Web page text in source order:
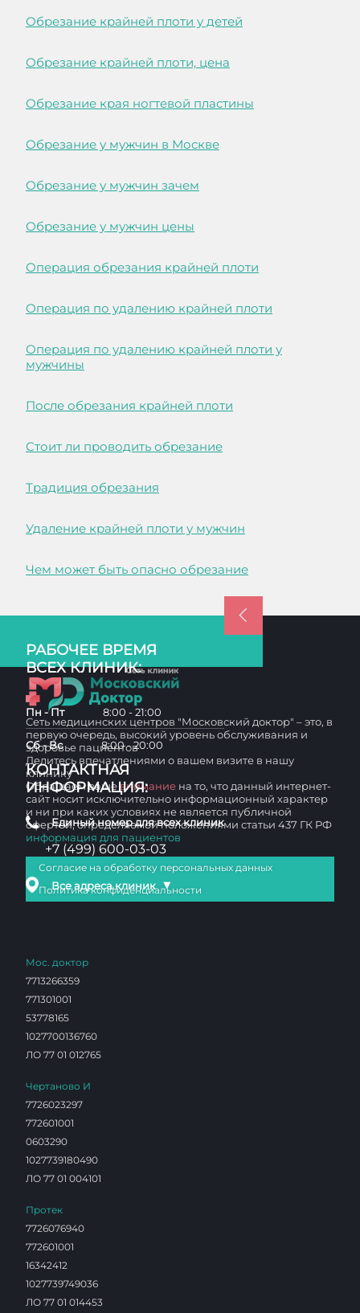
Обрезание крайней плоти у детей
Обрезание крайней плоти, цена
Обрезание края ногтевой пластины
Обрезание у мужчин в Москве
Обрезание у мужчин зачем
Обрезание у мужчин цены
Операция обрезания крайней плоти
Операция по удалению крайней плоти
Операция по удалению крайней плоти у
мужчины
После обрезания крайней плоти
Стоит ли проводить обрезание
Традиция обрезания
Удаление крайней плоти у мужчин
Чем может быть опасно обрезание
РАБОЧЕЕ ВРЕМЯ
ВСЕХ КЛИНИК:
Пн - Пт 8:00 - 21:00
Сб - Вс 8:00 - 20:00
КОНТАКТНАЯ
ИНФОРМАЦИЯ:
Единый номер для всех клиник
+7 (499) 600-03-03
Все адреса клиник ▼
Сеть медицинских центров "Московский доктор" – это, в
первую очередь, высокий уровень обслуживания и
здоровье пациентов
Делитесь впечатлениями о вашем визите в нашу
клинику
Обращаем вашевнимание на то, что данный интернет-
сайт носит исключительно информационный характер
и ни при каких условиях не является публичной
офертой, определяемой положениями статьи 437 ГК РФ
информация для пациентов
Согласие на обработку персональных данных
Политика конфиденциальности
Мос. доктор
7713266359
771301001
53778165
1027700136760
ЛО 77 01 012765
Чертаново И
7726023297
772601001
0603290
1027739180490
ЛО 77 01 004101
Протек
7726076940
772601001
16342412
1027739749036
ЛО 77 01 014453